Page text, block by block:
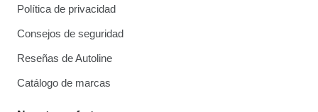
Política de privacidad
Consejos de seguridad
Reseñas de Autoline
Catálogo de marcas